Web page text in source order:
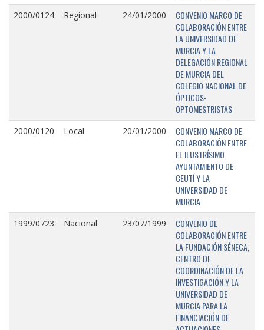
2000/0124 Regional 24/01/2000
CONVENIO MARCO DE
COLABORACIÓN ENTRE
LA UNIVERSIDAD DE
MURCIA Y LA
DELEGACIÓN REGIONAL
DE MURCIA DEL
COLEGIO NACIONAL DE
ÓPTICOS-
OPTOMESTRISTAS
2000/0120 Local 20/01/2000
CONVENIO MARCO DE
COLABORACIÓN ENTRE
EL ILUSTRÍSIMO
AYUNTAMIENTO DE
CEUTÍ Y LA
UNIVERSIDAD DE
MURCIA
1999/0723 Nacional 23/07/1999
CONVENIO DE
COLABORACIÓN ENTRE
LA FUNDACIÓN SÉNECA,
CENTRO DE
COORDINACIÓN DE LA
INVESTIGACIÓN Y LA
UNIVERSIDAD DE
MURCIA PARA LA
FINANCIACIÓN DE